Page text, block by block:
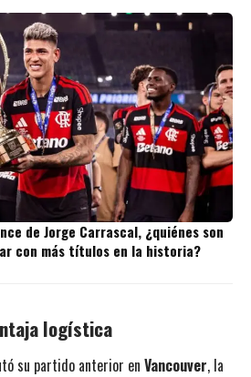
de Jorge Carrascal, ¿quiénes son
con más títulos en la historia?
logística
su partido anterior en Vancouver, la